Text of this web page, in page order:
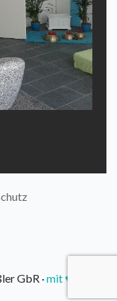
GbR ·mit ♥ von